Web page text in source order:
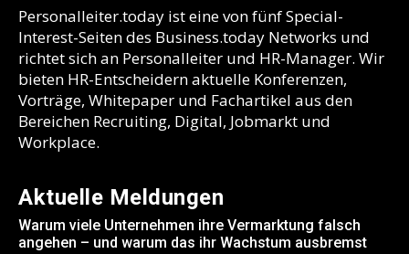
Personalleiter.today ist eine von fünf Special-
Interest-Seiten des Business.today Networks und
richtet sich an Personalleiter und HR-Manager. Wir
bieten HR-Entscheidern aktuelle Konferenzen,
Vorträge, Whitepaper und Fachartikel aus den
Bereichen Recruiting, Digital, Jobmarkt und
Workplace.
Aktuelle Meldungen
Warum viele Unternehmen ihre Vermarktung falsch
angehen – und warum das ihr Wachstum ausbremst